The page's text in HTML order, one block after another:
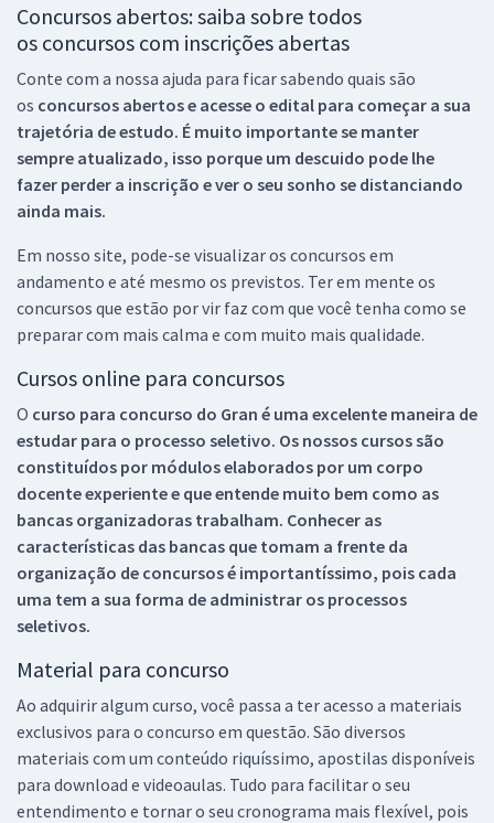
Concursos abertos: saiba sobre todos
os concursos com inscrições abertas
Conte com a nossa ajuda para ficar sabendo quais são
os concursos abertos e acesse o edital para começar a sua
trajetória de estudo. É muito importante se manter
sempre atualizado, isso porque um descuido pode lhe
fazer perder a inscrição e ver o seu sonho se distanciando
ainda mais.
Em nosso site, pode-se visualizar os concursos em
andamento e até mesmo os previstos. Ter em mente os
concursos que estão por vir faz com que você tenha como se
preparar com mais calma e com muito mais qualidade.
Cursos online para concursos
O curso para concurso do Gran é uma excelente maneira de
estudar para o processo seletivo. Os nossos cursos são
constituídos por módulos elaborados por um corpo
docente experiente e que entende muito bem como as
bancas organizadoras trabalham. Conhecer as
características das bancas que tomam a frente da
organização de concursos é importantíssimo, pois cada
uma tem a sua forma de administrar os processos
seletivos.
Material para concurso
Ao adquirir algum curso, você passa a ter acesso a materiais
exclusivos para o concurso em questão. São diversos
materiais com um conteúdo riquíssimo, apostilas disponíveis
para download e videoaulas. Tudo para facilitar o seu
entendimento e tornar o seu cronograma mais flexível, pois